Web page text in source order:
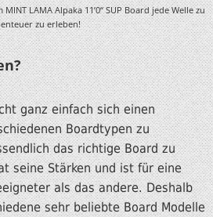
LAMA Alpaka 11’0“ SUP Board jede Welle zu
zu erleben!
ganz einfach sich einen
Boardtypen zu
das richtige Board zu
seine Stärken und ist für eine
als das andere. Deshalb
sehr beliebte Board Modelle